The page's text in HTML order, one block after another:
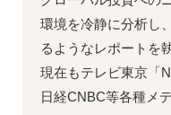
環境を冷静に分析し
るようなレポートを
現在もテレビ東京「
日経CNBC等各種メ